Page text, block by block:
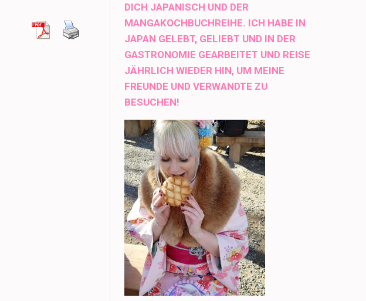
DICH JAPANISCH UND DER
MANGAKOCHBUCHREIHE. ICH HABE IN
JAPAN GELEBT, GELIEBT UND IN DER
GASTRONOMIE GEARBEITET UND REISE
JÄHRLICH WIEDER HIN, UM MEINE
FREUNDE UND VERWANDTE ZU
BESUCHEN!